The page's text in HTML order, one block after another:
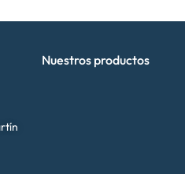
Nuestros productos